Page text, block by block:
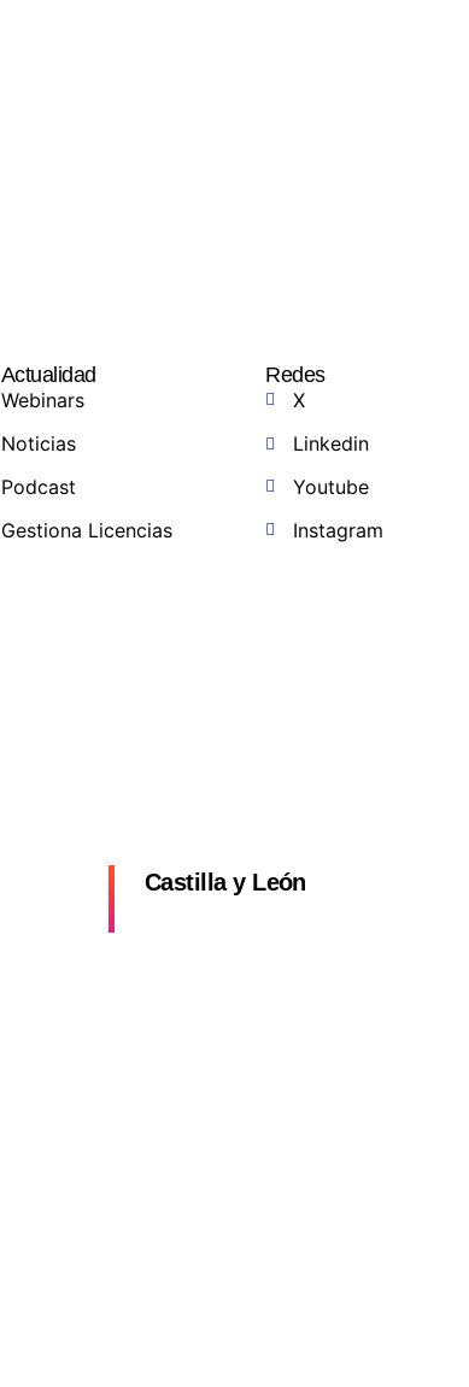
Actualidad
Webinars
Noticias
Podcast
Gestiona Licencias
Redes
X
Linkedin
Youtube
Instagram
Castilla y León